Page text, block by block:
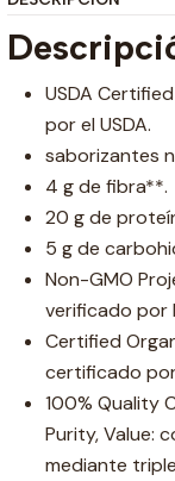
USDA
por el USDA.
saborizantes
4 g de fibra**.
20 g de
5 g de
Non-GMO
verificado por
Certified
certificado por
100% Quality
Purity, Value:
mediante